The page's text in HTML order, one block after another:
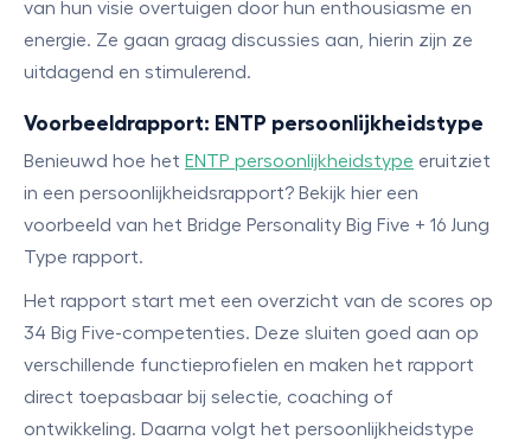
van hun visie overtuigen door hun enthousiasme en
energie. Ze gaan graag discussies aan, hierin zijn ze
uitdagend en stimulerend.
Voorbeeldrapport: ENTP persoonlijkheidstype
Benieuwd hoe het ENTP persoonlijkheidstype eruitziet
in een persoonlijkheidsrapport? Bekijk hier een
voorbeeld van het Bridge Personality Big Five + 16 Jung
Type rapport.
Het rapport start met een overzicht van de scores op
34 Big Five-competenties. Deze sluiten goed aan op
verschillende functieprofielen en maken het rapport
direct toepasbaar bij selectie, coaching of
ontwikkeling. Daarna volgt het persoonlijkheidstype